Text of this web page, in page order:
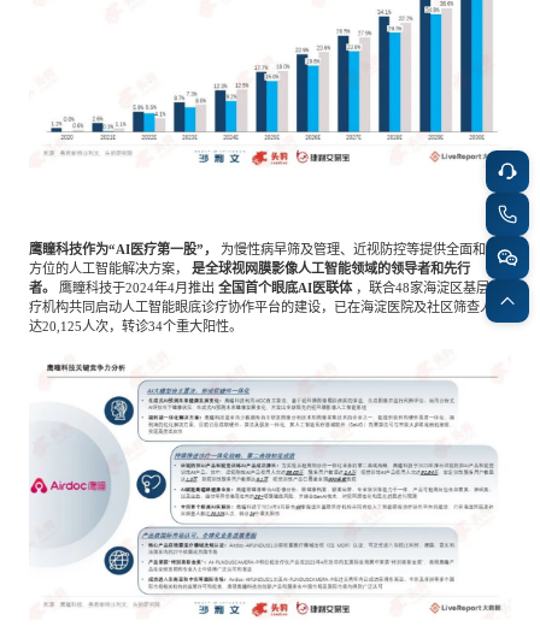
鹰瞳科技作为“AI医疗第一股”，
为慢性病早筛及管理、近视防控等提供全面和多
方位的人工智能解决方案，
是全球视网膜影像人工智能领域的领导者和先行
者。
鹰瞳科技于2024年4月推出 全国首个眼底AI医联体 ，联合48家海淀区基层医
疗机构共同启动人工智能眼底诊疗协作平台的建设，已在海淀医院及社区筛查人数
达20,125人次，转诊34个重大阳性。